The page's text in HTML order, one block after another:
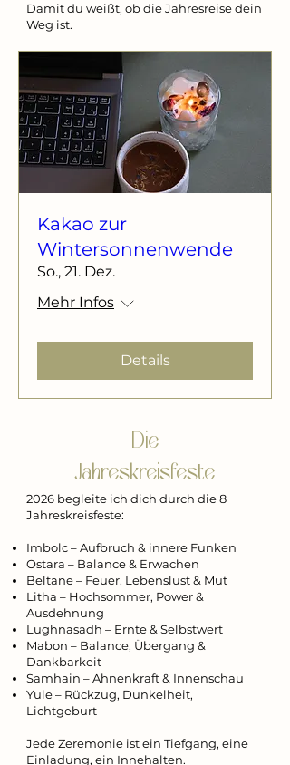
Damit du weißt, ob die Jahresreise dein
Weg ist.
Kakao zur
Wintersonnenwende
So., 21. Dez.
Mehr Infos
Details
Die
Jahreskreisfeste
2026 begleite ich dich durch die 8
Jahreskreisfeste:
Imbolc – Aufbruch & innere Funken
Ostara – Balance & Erwachen
Beltane – Feuer, Lebenslust & Mut
Litha – Hochsommer, Power &
Ausdehnung
Lughnasadh – Ernte & Selbstwert
Mabon – Balance, Übergang &
Dankbarkeit
Samhain – Ahnenkraft & Innenschau
Yule – Rückzug, Dunkelheit,
Lichtgeburt
Jede Zeremonie ist ein Tiefgang, eine
Einladung, ein Innehalten.